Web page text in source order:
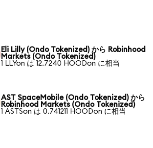
Eli Lilly (Ondo Tokenized) から Robinhood
Markets (Ondo Tokenized)
1 LLYon は 12.7240 HOODon に相当
AST SpaceMobile (Ondo Tokenized) から
Robinhood Markets (Ondo Tokenized)
1 ASTSon は 0.741211 HOODon に相当